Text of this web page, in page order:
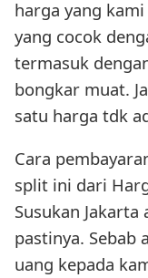
harga yang
yang cocok
termasuk
bongkar muat.
satu harga tdk
Cara
split ini dari
Susukan
pastinya. Sebab
uang kepada